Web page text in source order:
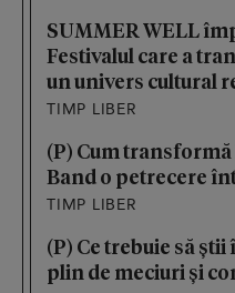
SUMMER WELL
Festivalul care a
un univers cultural
TIMP LIBER
(P) Cum
Band o petrecere
TIMP LIBER
(P) Ce trebuie să
plin de meciuri și